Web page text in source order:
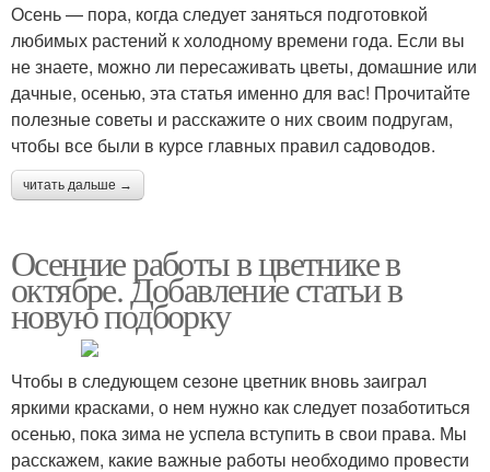
Осень — пора, когда следует заняться подготовкой
любимых растений к холодному времени года. Если вы
не знаете, можно ли пересаживать цветы, домашние или
дачные, осенью, эта статья именно для вас! Прочитайте
полезные советы и расскажите о них своим подругам,
чтобы все были в курсе главных правил садоводов.
читать дальше →
Осенние работы в цветнике в
октябре. Добавление статьи в
новую подборку
Чтобы в следующем сезоне цветник вновь заиграл
яркими красками, о нем нужно как следует позаботиться
осенью, пока зима не успела вступить в свои права. Мы
расскажем, какие важные работы необходимо провести